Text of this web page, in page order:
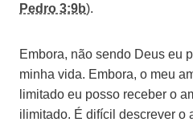
Pedro 3:9b).
Embora, não sendo Deus eu
minha vida. Embora, o meu
limitado eu posso receber o
ilimitado. É difícil descrever o